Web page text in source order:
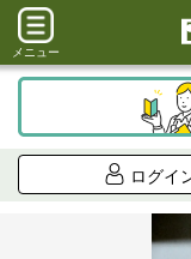
メニュー
ログイ